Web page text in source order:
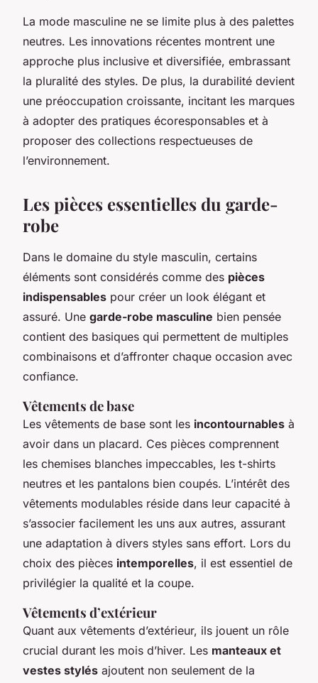
La mode masculine ne se limite plus à des palettes
neutres. Les innovations récentes montrent une
approche plus inclusive et diversifiée, embrassant
la pluralité des styles. De plus, la durabilité devient
une préoccupation croissante, incitant les marques
à adopter des pratiques écoresponsables et à
proposer des collections respectueuses de
l’environnement.
Les pièces essentielles du garde-
robe
Dans le domaine du style masculin, certains
éléments sont considérés comme des pièces
indispensables pour créer un look élégant et
assuré. Une garde-robe masculine bien pensée
contient des basiques qui permettent de multiples
combinaisons et d’affronter chaque occasion avec
confiance.
Vêtements de base
Les vêtements de base sont les incontournables à
avoir dans un placard. Ces pièces comprennent
les chemises blanches impeccables, les t-shirts
neutres et les pantalons bien coupés. L’intérêt des
vêtements modulables réside dans leur capacité à
s’associer facilement les uns aux autres, assurant
une adaptation à divers styles sans effort. Lors du
choix des pièces intemporelles, il est essentiel de
privilégier la qualité et la coupe.
Vêtements d’extérieur
Quant aux vêtements d’extérieur, ils jouent un rôle
crucial durant les mois d’hiver. Les manteaux et
vestes stylés ajoutent non seulement de la